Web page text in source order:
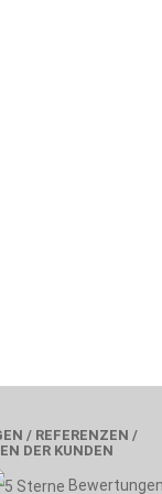
/ REFERENZEN /
DER KUNDEN